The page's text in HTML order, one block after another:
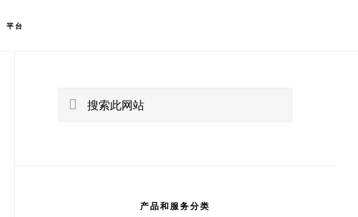
平台
搜
产品和服务分类